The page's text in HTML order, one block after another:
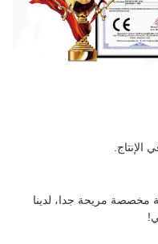
مخصصة مريحة جدا، لدينا